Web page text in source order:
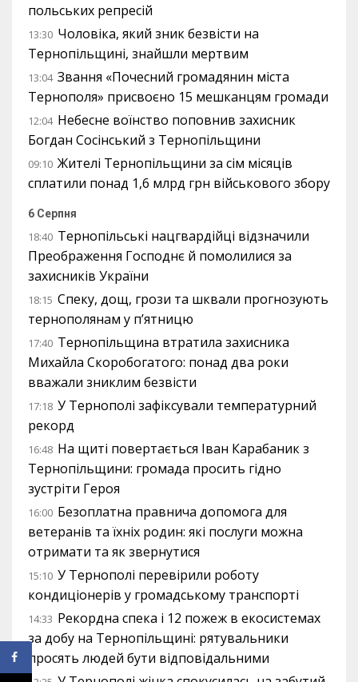
польських репресій
13:30 Чоловіка, який зник безвісти на
Тернопільщині, знайшли мертвим
13:04 Звання «Почесний громадянин міста
Тернополя» присвоєно 15 мешканцям громади
12:04 Небесне воїнство поповнив захисник
Богдан Сосінський з Тернопільщини
09:10 Жителі Тернопільщини за сім місяців
сплатили понад 1,6 млрд грн військового збору
6 Серпня
18:40 Тернопільські нацгвардійці відзначили
Преображення Господнє й помолилися за
захисників України
18:15 Спеку, дощ, грози та шквали прогнозують
тернополянам у п’ятницю
17:40 Тернопільщина втратила захисника
Михайла Скоробогатого: понад два роки
вважали зниклим безвісти
17:18 У Тернополі зафіксували температурний
рекорд
16:48 На щиті повертається Іван Карабаник з
Тернопільщини: громада просить гідно
зустріти Героя
16:00 Безоплатна правнича допомога для
ветеранів та їхніх родин: які послуги можна
отримати та як звернутися
15:10 У Тернополі перевірили роботу
кондиціонерів у громадському транспорті
14:33 Рекордна спека і 12 пожеж в екосистемах
за добу на Тернопільщині: рятувальники
просять людей бути відповідальними